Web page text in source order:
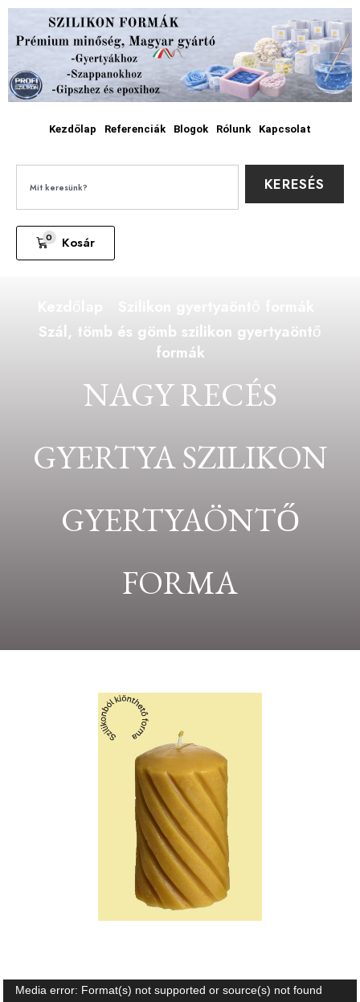
Kezdőlap Referenciák Blogok Rólunk Kapcsolat
KERESÉS
0 Kosár
Szál, tömb és gömb szilikon gyertyaöntő
formák
NAGY RECÉS
GYERTYA SZILIKON
GYERTYAÖNTŐ
FORMA
Videólejátszó
Media error: Format(s) not supported or source(s) not found